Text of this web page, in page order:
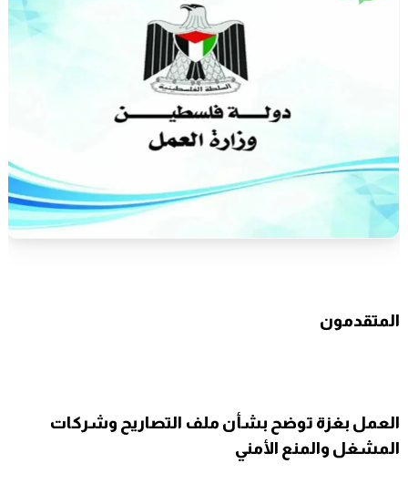
المتقدمون
العمل بغزة توضح بشأن ملف التصاريح وشركات
المشغل والمنع الأمني